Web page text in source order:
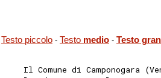
Testo piccolo - Testo medio - Testo
Il Comune di Camponogara